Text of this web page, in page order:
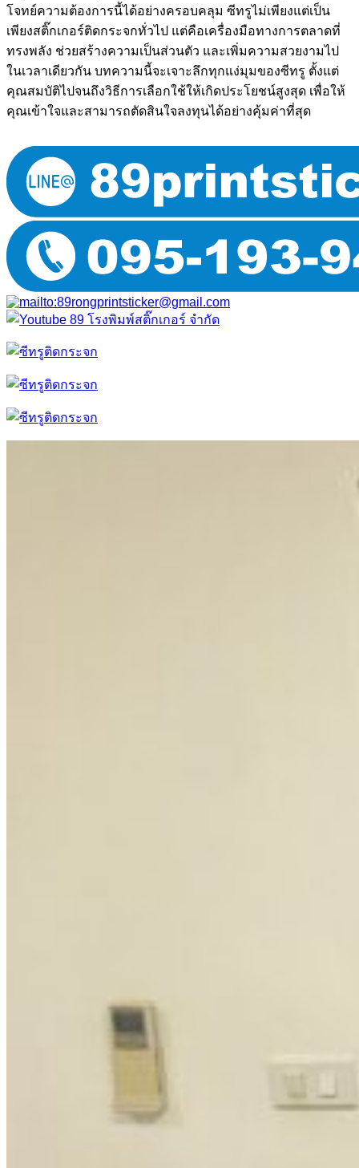
โจทย์ความต้องการนี้ได้อย่างครอบคลุม ซีทรูไม่เพียงแต่เป็น
เพียงสติ๊กเกอร์ติดกระจกทั่วไป แต่คือเครื่องมือทางการตลาดที่
ทรงพลัง ช่วยสร้างความเป็นส่วนตัว และเพิ่มความสวยงามไป
ในเวลาเดียวกัน บทความนี้จะเจาะลึกทุกแง่มุมของซีทรู ตั้งแต่
คุณสมบัติไปจนถึงวิธีการเลือกใช้ให้เกิดประโยชน์สูงสุด เพื่อให้
คุณเข้าใจและสามารถตัดสินใจลงทุนได้อย่างคุ้มค่าที่สุด